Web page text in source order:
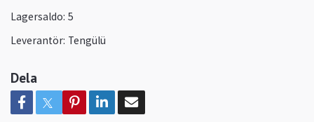
Lagersaldo: 5
Leverantör: Tengülü
Dela